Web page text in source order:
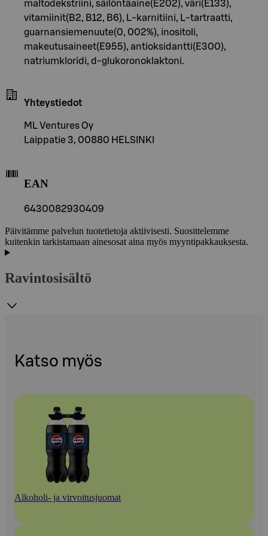
maltodekstriini, säilöntäaine(E202), väri(E133),
vitamiinit(B2, B12, B6), L-karnitiini, L-tartraatti,
guarnansiemenuute(0, 002%), inositoli,
makeutusaineet(E955), antioksidantti(E300),
natriumkloridi, d-glukoronoklaktoni.
Yhteystiedot
ML Ventures Oy
Laippatie 3, 00880 HELSINKI
EAN
6430082930409
Päivitämme palvelun tuotetietoja aktiivisesti. Suosittelemme
kuitenkin tarkistamaan ainesosat aina myös myyntipakkauksesta.
Ravintosisältö
Katso myös
Alkoholi- ja virvoitusjuomat